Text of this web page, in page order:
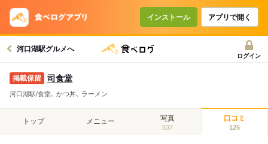
インストール アプリで開く
河口湖駅グルメへ
ログイン
司食堂
河口湖駅/食堂､ かつ丼､ ラーメン
トップ メニュー 写真
537
口コミ
125